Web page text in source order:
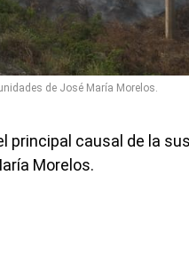
de José María Morelos.
causal de la
Morelos.